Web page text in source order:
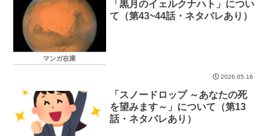
マンガ在庫
「黒月のイェルクナハト」につい
て（第43~44話・ネタバレあり）
2026.05.16
「スノードロップ ～あなたの死
を望みます～」について（第13
話・ネタバレあり）